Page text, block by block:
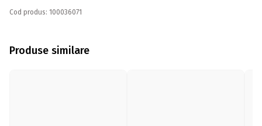
Cod produs: 100036071
Produse similare